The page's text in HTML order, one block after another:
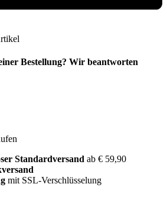
Bestellung? Wir beantworten
Standardversand ab € 59,90
mit SSL-Verschlüsselung